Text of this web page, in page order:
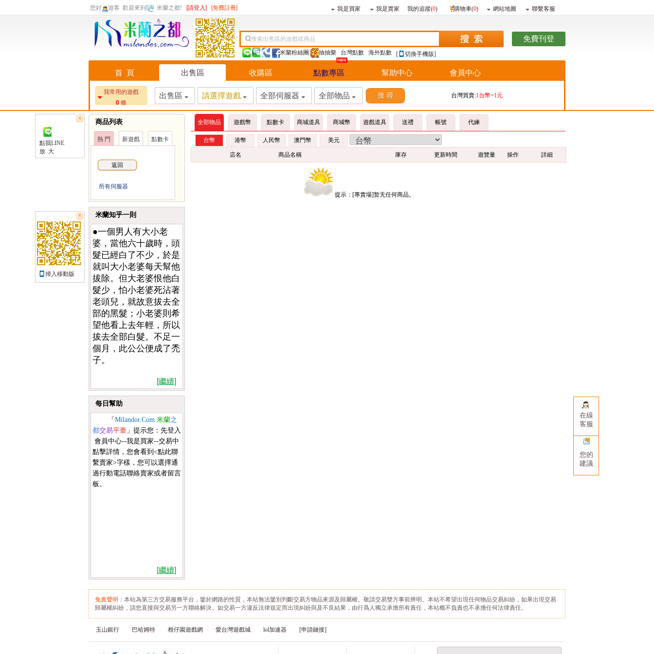
您好 遊客 歡迎來到 米蘭之都! [請登入] [免費註冊] 我是買家 我是賣家 我的追蹤(0) 購物車(0) 網站地圖 聯繫客服
搜索出售區的遊戲或商品
米蘭粉絲團
抽抽樂 台灣點數 海外點數 [ 切換手機版]
免費刊登
首 頁 出售區 收購區 點數專區 幫助中心 會員中心
我常用的遊戲
0 條
出售區 請選擇遊戲 全部伺服器 全部物品 台灣買賣:1台幣=1元
香港購買:1港幣=4.09元
香港販賣:1港幣=4.13元
×
掃入移動版
×
點我LINE
放 大
商品列表
熱 門 新遊戲 點數卡
返回
所有伺服器
米蘭知乎一則
●一個男人有大小老
婆，當他六十歲時，頭
髮已經白了不少，於是
就叫大小老婆每天幫他
拔除。但大老婆恨他白
髮少，怕小老婆死沾著
老頭兒，就故意拔去全
部的黑髮；小老婆則希
望他看上去年輕，所以
拔去全部白髮。不足一
個月，此公公便成了禿
子。
[繼續]
每日幫助
「 Milandor.Com 米蘭之
都交易平臺 」提示您：先登入
會員中心--我是買家--交易中
點擊詳情，您會看到<點此聯
繫賣家>字樣，您可以選擇通
過行動電話聯絡賣家或者留言
板。
[繼續]
全部物品 遊戲幣 點數卡 商城道具 商城幣 遊戲道具 送禮 帳號 代練
台幣 港幣 人民幣 澳門幣 美元
店名 商品名稱 庫存 更新時間 遊覽量 操作 詳細
提示：[專賣場]暂无任何商品。
在線
客服
您的
建議
免責聲明 ：本站為第三方交易服務平台，鑒於網路的性質，本站無法鑒別判斷交易方物品來源及歸屬權。敬請交易雙方事前辨明。本站不希望出現任何物品交易糾紛，如果出現交易
歸屬權糾紛，請您直接與交易另一方聯絡解決。如交易一方違反法律規定而出現糾紛與及不良結果，由行爲人獨立承擔所有責任，本站概不負責也不承擔任何法律責任。
玉山銀行 巴哈姆特 柑仔園遊戲網 愛台灣遊戲城 lol加速器 [申請鏈接]